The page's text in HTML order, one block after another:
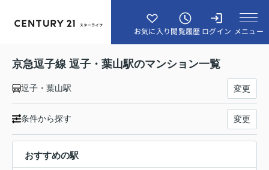
お気に入り閲覧履歴 ログイン メニュー
京急逗子線 逗子・葉山駅のマンション一覧
逗子・葉山駅 変更
条件から探す 変更
おすすめの駅